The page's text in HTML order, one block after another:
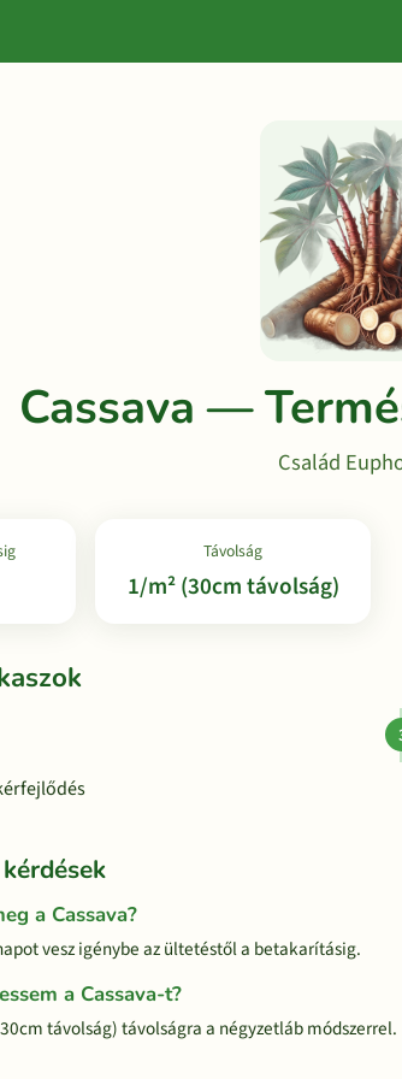
Cassava —
Család
Távolság
1/m² (30cm távolság)
a Cassava?
vesz igénybe az ültetéstől a betakarításig.
a Cassava-t?
távolság) távolságra a négyzetláb módszerrel.